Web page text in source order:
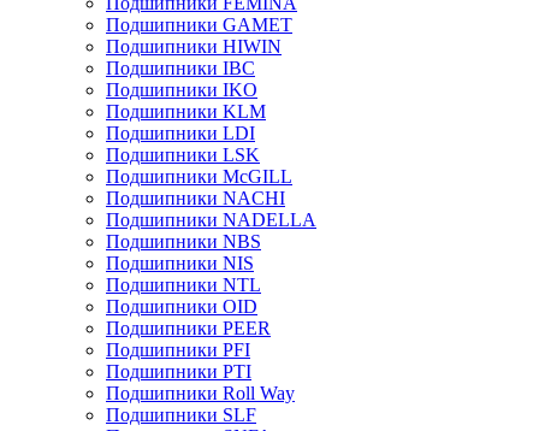
Подшипники GAMET
Подшипники HIWIN
Подшипники IBC
Подшипники IKO
Подшипники KLM
Подшипники LDI
Подшипники LSK
Подшипники McGILL
Подшипники NACHI
Подшипники NADELLA
Подшипники NBS
Подшипники NIS
Подшипники NTL
Подшипники OID
Подшипники PEER
Подшипники PFI
Подшипники PTI
Подшипники Roll Way
Подшипники SLF